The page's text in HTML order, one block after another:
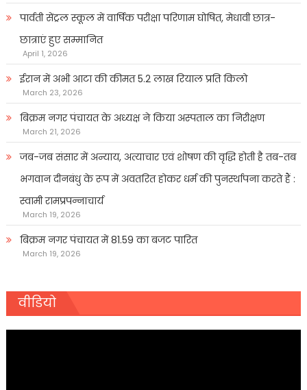
पार्वती सेंट्रल स्कूल में वार्षिक परीक्षा परिणाम घोषित, मेधावी छात्र-
छात्राएं हुए सम्मानित
April 1, 2026
ईरान में अभी आटा की कीमत 5.2 लाख रियाल प्रति किलो
March 23, 2026
बिक्रम नगर पंचायत के अध्यक्ष ने किया अस्पताल का निरीक्षण
March 21, 2026
जब-जब संसार में अन्याय, अत्याचार एवं शोषण की वृद्धि होती है तब-तब
भगवान दीनबंधु के रूप में अवतरित होकर धर्म की पुनर्स्थापना करते हैं :
स्वामी रामप्रपन्नाचार्य
March 19, 2026
बिक्रम नगर पंचायत में 81.59 का बजट पारित
March 19, 2026
वीडियो